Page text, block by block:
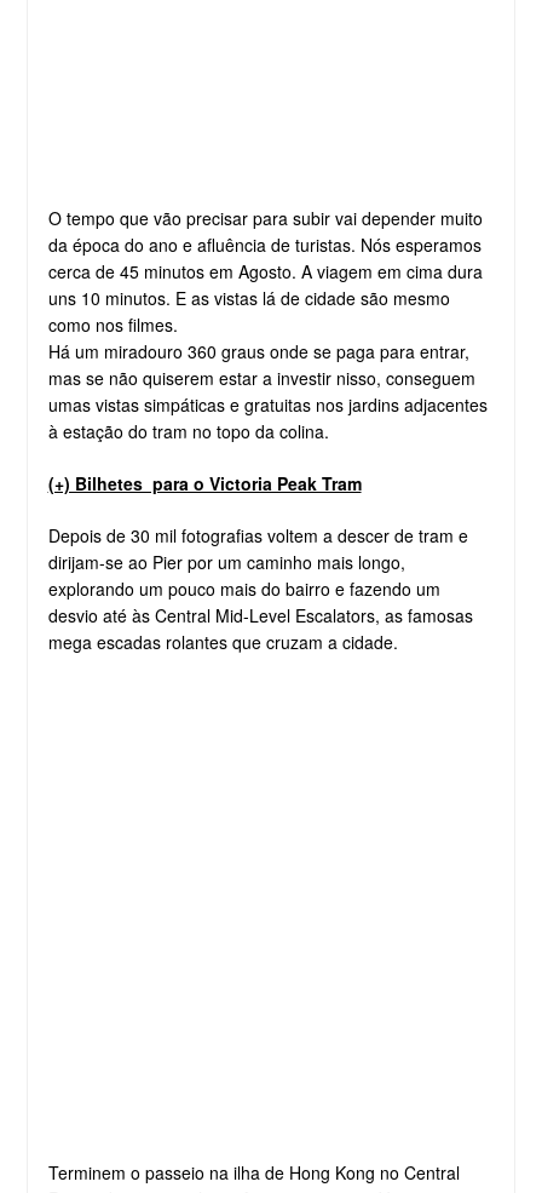
O tempo que vão precisar para subir vai depender muito
da época do ano e afluência de turistas. Nós esperamos
cerca de 45 minutos em Agosto. A viagem em cima dura
uns 10 minutos. E as vistas lá de cidade são mesmo
como nos filmes.
Há um miradouro 360 graus onde se paga para entrar,
mas se não quiserem estar a investir nisso, conseguem
umas vistas simpáticas e gratuitas nos jardins adjacentes
à estação do tram no topo da colina.
(+) Bilhetes para o Victoria Peak Tram
Depois de 30 mil fotografias voltem a descer de tram e
dirijam-se ao Pier por um caminho mais longo,
explorando um pouco mais do bairro e fazendo um
desvio até às Central Mid-Level Escalators, as famosas
mega escadas rolantes que cruzam a cidade.
Terminem o passeio na ilha de Hong Kong no Central